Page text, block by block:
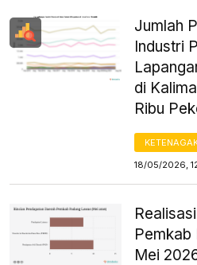
Jumlah
Industri
di
Ribu
18/05/2026,
Mei